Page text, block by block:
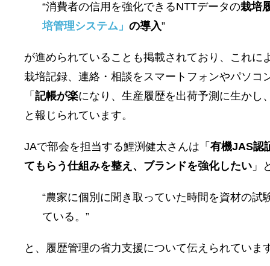
“消費者の信用を強化できるNTTデータの栽培
培管理システム」 の導入”
が進められていることも掲載されており、これに
栽培記録、連絡・ 相談をスマートフォンやパソコ
「 記帳が楽になり、生産履歴を出荷予測に生かし
と報じられています。
JAで部会を担当する鯉渕健太さんは「 有機JAS認
てもらう仕組みを整え、ブランドを強化したい 」
“農家に個別に聞き取っていた時間を資材の試
ている。”
と、履歴管理の省力支援について伝えられていま